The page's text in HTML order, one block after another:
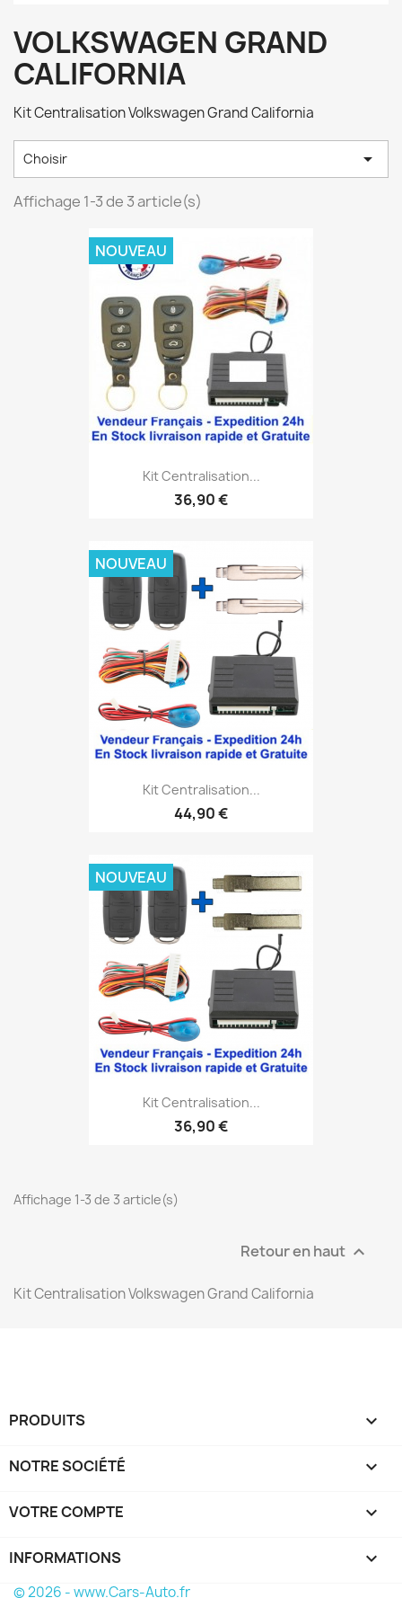
VOLKSWAGEN GRAND
CALIFORNIA
Kit Centralisation Volkswagen Grand California
Choisir 
Affichage 1-3 de 3 article(s)
Kit Centralisation...
36,90 €
NOUVEAU
Kit Centralisation...
44,90 €
NOUVEAU
Kit Centralisation...
36,90 €
NOUVEAU
Affichage 1-3 de 3 article(s)
Retour en haut 
Kit Centralisation Volkswagen Grand California
PRODUITS 
NOTRE SOCIÉTÉ 
VOTRE COMPTE 
INFORMATIONS keyboard_arrow_down
© 2026 - www.Cars-Auto.fr